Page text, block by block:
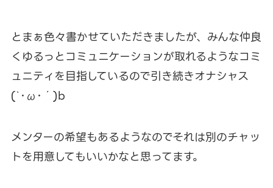
とまぁ色々書かせていただきましたが、みんな仲良
くゆるっとコミュニケーションが取れるようなコミ
ュニティを目指しているので引き続きオナシャス
(`･ω･´)b
メンターの希望もあるようなのでそれは別のチャッ
トを用意してもいいかなと思ってます。